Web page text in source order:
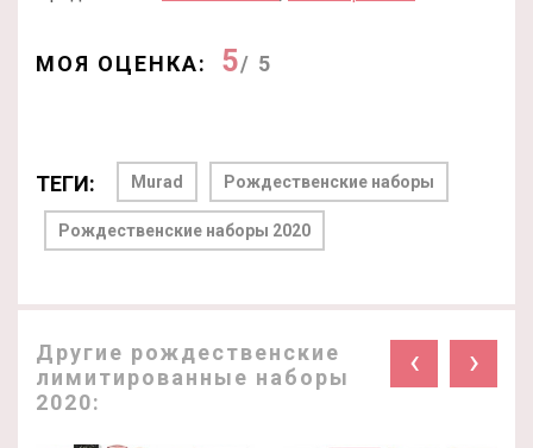
МОЯ ОЦЕНКА: 5/ 5
ТЕГИ: Murad Рождественские наборы
Рождественские наборы 2020
Другие рождественские
лимитированные наборы
2020:
‹ ›